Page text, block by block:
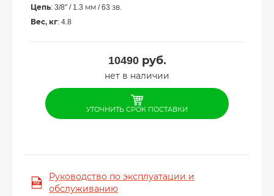
Цепь: 3/8″ / 1.3 мм / 63 зв.
Вес, кг: 4.8
10490руб.
нет в наличии
УТОЧНИТЬ СРОК ПОСТАВКИ
Руководство по эксплуатации и
обслуживанию